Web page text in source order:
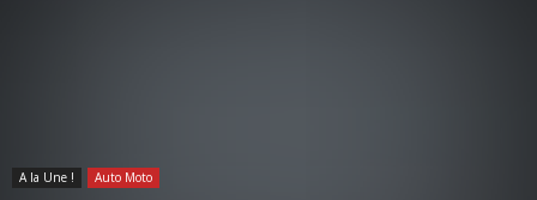
A la Une ! Auto Moto